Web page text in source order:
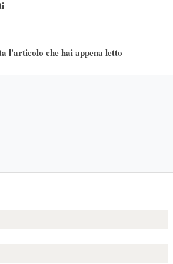
l'articolo che hai appena letto